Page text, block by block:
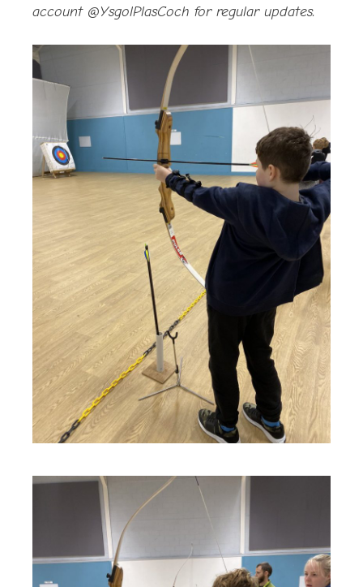
account @YsgolPlasCoch for regular updates.